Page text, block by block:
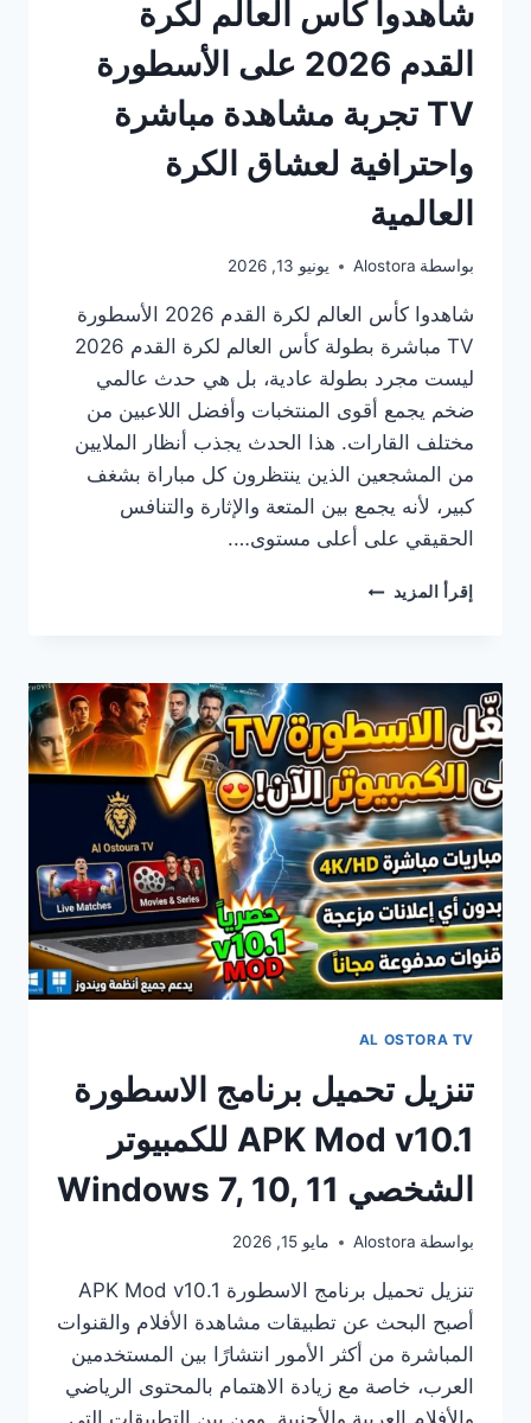
شاهدوا كأس العالم لكرة
القدم 2026 على الأسطورة
TV تجربة مشاهدة مباشرة
واحترافية لعشاق الكرة
العالمية
بواسطة Alostora يونيو 13, 2026
شاهدوا كأس العالم لكرة القدم 2026 الأسطورة
TV مباشرة بطولة كأس العالم لكرة القدم 2026
ليست مجرد بطولة عادية، بل هي حدث عالمي
ضخم يجمع أقوى المنتخبات وأفضل اللاعبين من
مختلف القارات. هذا الحدث يجذب أنظار الملايين
من المشجعين الذين ينتظرون كل مباراة بشغف
كبير، لأنه يجمع بين المتعة والإثارة والتنافس
الحقيقي على أعلى مستوى….
إقرأ المزيد شاهدوا
القدم
2026
على
الأسطورة
TV
تجربة
مشاهدة
مباشرة
واحترافية
لعشاق
الكرة
العالمية
AL OSTORA TV
تنزيل تحميل برنامج الاسطورة
APK Mod v10.1 للكمبيوتر
الشخصي Windows 7, 10, 11
بواسطة Alostora مايو 15, 2026
تنزيل تحميل برنامج الاسطورة APK Mod v10.1
أصبح البحث عن تطبيقات مشاهدة الأفلام والقنوات
المباشرة من أكثر الأمور انتشارًا بين المستخدمين
العرب، خاصة مع زيادة الاهتمام بالمحتوى الرياضي